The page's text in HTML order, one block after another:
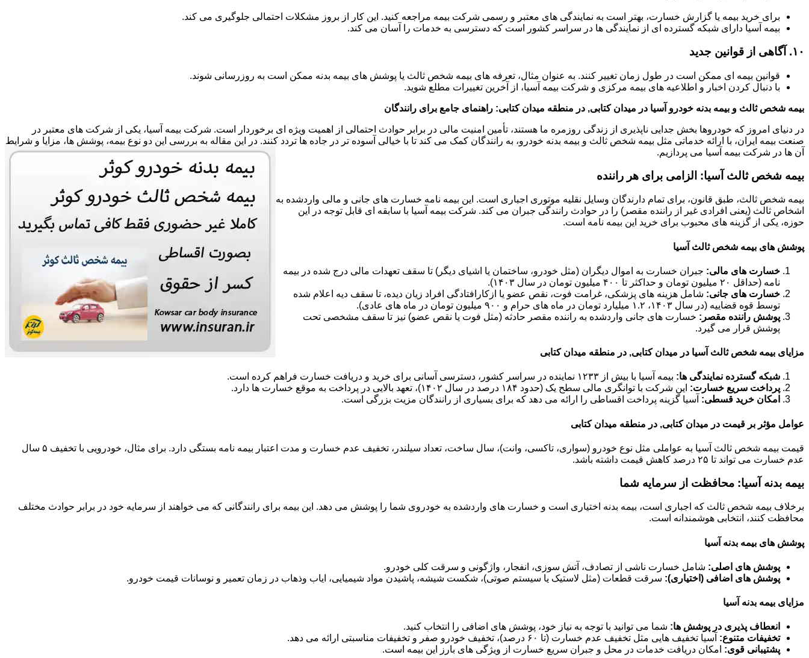
برای خرید بیمه یا گزارش خسارت، بهتر است به نمایندگی های معتبر و رسمی شرکت بیمه مراجعه کنید. این کار از بروز مشکلات احتمالی جلوگیری می کند.
بیمه آسیا دارای شبکه گسترده ای از نمایندگی ها در سراسر کشور است که دسترسی به خدمات را آسان می کند.
۱۰. آگاهی از قوانین جدید
قوانین بیمه ای ممکن است در طول زمان تغییر کنند. به عنوان مثال، تعرفه های بیمه شخص ثالث یا پوشش های بیمه بدنه ممکن است به روزرسانی شوند.
با دنبال کردن اخبار و اطلاعیه های بیمه مرکزی و شرکت بیمه آسیا، از آخرین تغییرات مطلع شوید.
بیمه شخص ثالث و بیمه بدنه خودرو آسیا در میدان کتابی, در منطقه میدان کتابی: راهنمای جامع برای رانندگان
در دنیای امروز که خودروها بخش جدایی ناپذیری از زندگی روزمره ما هستند، تأمین امنیت مالی در برابر حوادث احتمالی از اهمیت ویژه ای برخوردار است. شرکت بیمه آسیا، یکی از شرکت های معتبر در
صنعت بیمه ایران، با ارائه خدماتی مثل بیمه شخص ثالث و بیمه بدنه خودرو، به رانندگان کمک می کند تا با خیالی آسوده تر در جاده ها تردد کنند. در این مقاله به بررسی این دو نوع بیمه، پوشش ها، مزایا و شرایط
آن ها در شرکت بیمه آسیا می پردازیم.
بیمه شخص ثالث آسیا: الزامی برای هر راننده
بیمه شخص ثالث، طبق قانون، برای تمام دارندگان وسایل نقلیه موتوری اجباری است. این بیمه نامه خسارت های جانی و مالی واردشده به
اشخاص ثالث (یعنی افرادی غیر از راننده مقصر) را در حوادث رانندگی جبران می کند. شرکت بیمه آسیا با سابقه ای قابل توجه در این
حوزه، یکی از گزینه های محبوب برای خرید این بیمه نامه است.
پوشش های بیمه شخص ثالث آسیا
خسارت های مالی: جبران خسارت به اموال دیگران (مثل خودرو، ساختمان یا اشیای دیگر) تا سقف تعهدات مالی درج شده در بیمه
نامه (حداقل ۲۰ میلیون تومان و حداکثر تا ۴۰۰ میلیون تومان در سال ۱۴۰۳).
خسارت های جانی: شامل هزینه های پزشکی، غرامت فوت، نقص عضو یا ازکارافتادگی افراد زیان دیده، تا سقف دیه اعلام شده
توسط قوه قضاییه (در سال ۱۴۰۳، ۱.۲ میلیارد تومان در ماه های حرام و ۹۰۰ میلیون تومان در ماه های عادی).
پوشش راننده مقصر: خسارت های جانی واردشده به راننده مقصر حادثه (مثل فوت یا نقص عضو) نیز تا سقف مشخصی تحت
پوشش قرار می گیرد.
مزایای بیمه شخص ثالث آسیا در میدان کتابی, در منطقه میدان کتابی
شبکه گسترده نمایندگی ها: بیمه آسیا با بیش از ۱۲۳۳ نماینده در سراسر کشور، دسترسی آسانی برای خرید و دریافت خسارت فراهم کرده است.
پرداخت سریع خسارت: این شرکت با توانگری مالی سطح یک (حدود ۱۸۴ درصد در سال ۱۴۰۲)، تعهد بالایی در پرداخت به موقع خسارت ها دارد.
امکان خرید قسطی: آسیا گزینه پرداخت اقساطی را ارائه می دهد که برای بسیاری از رانندگان مزیت بزرگی است.
عوامل مؤثر بر قیمت در میدان کتابی, در منطقه میدان کتابی
قیمت بیمه شخص ثالث آسیا به عواملی مثل نوع خودرو (سواری، تاکسی، وانت)، سال ساخت، تعداد سیلندر، تخفیف عدم خسارت و مدت اعتبار بیمه نامه بستگی دارد. برای مثال، خودرویی با تخفیف ۵ سال
عدم خسارت می تواند تا ۲۵ درصد کاهش قیمت داشته باشد.
بیمه بدنه آسیا: محافظت از سرمایه شما
برخلاف بیمه شخص ثالث که اجباری است، بیمه بدنه اختیاری است و خسارت های واردشده به خودروی شما را پوشش می دهد. این بیمه برای رانندگانی که می خواهند از سرمایه خود در برابر حوادث مختلف
محافظت کنند، انتخابی هوشمندانه است.
پوشش های بیمه بدنه آسیا
پوشش های اصلی: شامل خسارت ناشی از تصادف، آتش سوزی، انفجار، واژگونی و سرقت کلی خودرو.
پوشش های اضافی (اختیاری): سرقت قطعات (مثل لاستیک یا سیستم صوتی)، شکست شیشه، پاشیدن مواد شیمیایی، ایاب وذهاب در زمان تعمیر و نوسانات قیمت خودرو.
مزایای بیمه بدنه آسیا
انعطاف پذیری در پوشش ها: شما می توانید با توجه به نیاز خود، پوشش های اضافی را انتخاب کنید.
تخفیفات متنوع: آسیا تخفیف هایی مثل تخفیف عدم خسارت (تا ۶۰ درصد)، تخفیف خودرو صفر و تخفیفات مناسبتی ارائه می دهد.
پشتیبانی قوی: امکان دریافت خدمات در محل و جبران سریع خسارت از ویژگی های بارز این بیمه است.